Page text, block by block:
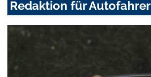
Redaktion für Autofahrer